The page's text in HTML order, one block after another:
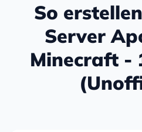
So
Server
Minecraft -